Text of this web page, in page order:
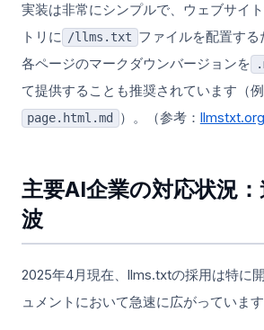
実装は非常にシンプルで、ウェブサイ
トリに /llms.txt ファイルを配置する
各ページのマークダウンバージョンを
て提供することも推奨されています（例
page.html.md ）。（参考： llmstxt.org
主要AI企業の対応状況
波
2025年4月現在、llms.txtの採用は特に
ュメントにおいて急速に広がっています